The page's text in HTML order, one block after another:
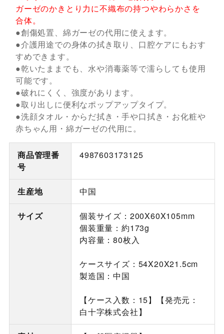
ガーゼのかきとり力に不織布の持つやわらかさを
合体。
●創傷処置、綿ガーゼの代用に使えます。
●介護用途での身体の拭き取り、口腔ケアにもおす
すめできます。
●乾いたままでも、水や消毒薬等で濡らしても使用
可能です。
●破れにくく、強度があります。
●取り出しに便利なポップアップタイプ。
●洗顔タオル・からだ拭き・手や口拭き・お化粧や
赤ちゃん用・綿ガーゼの代用に。
商品管理番
号
4987603173125
生産地 中国
サイズ
個装サイズ：200X60X105mm
個装重量：約173g
内容量：80枚入
ケースサイズ：54X20X21.5cm
製造国：中国
【ケース入数：15】【発売元：
白十字株式会社】